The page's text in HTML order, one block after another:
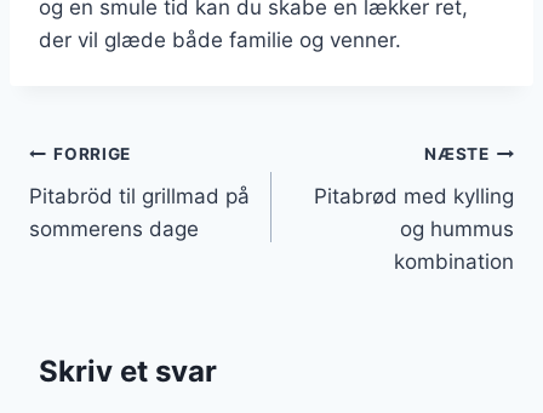
og en smule tid kan du skabe en lækker ret,
der vil glæde både familie og venner.
Indlægsnavigation
FORRIGE
Pitabröd til grillmad på
sommerens dage
NÆSTE
Pitabrød med kylling
og hummus
kombination
Skriv et svar